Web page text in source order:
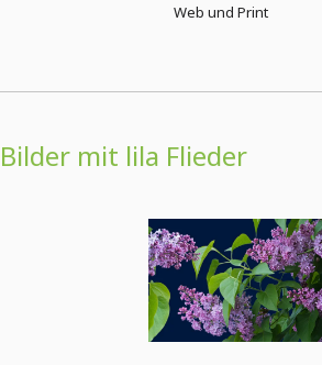
Web und Print
Bilder mit lila Flieder